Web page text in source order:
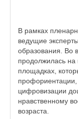
В рамках
ведущие
образования. Во
продолжилась на
площадках,
профориентации,
цифровизации
нравственному
возраста.